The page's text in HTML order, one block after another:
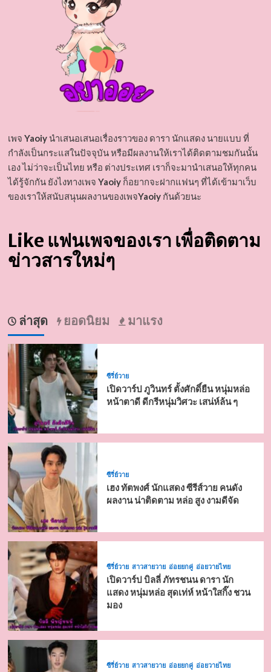
เพจ Yaoiyนำเสนอเสนอเรื่องราวของ ดารา นักแสดง นายแบบ ที่
กำลังเป็นกระแสในปัจจุบัน หรือมีผลงานให้เราได้ติดตามชมกันนั้น
เอง ไม่ว่าจะเป็นไทย หรือ ต่างประเทศ เราก็จะมานำเสนอให้ทุกคน
ได้รู้จักกัน ยังไงทางเพจ Yaoiyก็อยากจะฝากแฟนๆ ที่ได้เข้ามาเว็บ
ของเราให้สนับสนุนผลงานของเพจYaoiyกันด้วยนะ
Like แฟนเพจของเรา เพื่อติดตาม
ข่าวสารใหม่ๆ
ล่าสุด ยอดนิยม มาแรง
ซีรี่ย์วาย
เปิดวาร์ป ภูวินทร์ ตั้งศักดิ์ยืน หนุ่มหล่อ
หน้าตาดี ดีกรีหนุ่มวิศวะ เสน่ห์ล้น ๆ
ซีรี่ย์วาย
เฮง ทัตพงศ์ นักแสดง ซีรีส์วาย คนดัง
ผลงาน น่าติดตาม หล่อ สูง งามดีจัด
ซีรี่ย์วาย สาวสายวาย อ่อยยกคู่ อ่อยวายไทย
เปิดวาร์ป บิลลี่ ภัทรชนน ดารา นัก
แสดง หนุ่มหล่อ สุดเท่ห์ หน้าใสกิ๊ง ชวน
มอง
ซีรี่ย์วาย สาวสายวาย อ่อยยกคู่ อ่อยวายไทย